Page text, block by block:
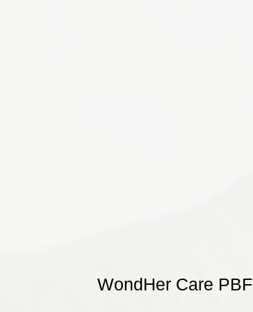
WondHer Care PBF